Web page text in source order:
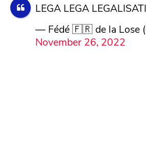
LEGA LEGA
— Fédé 🇫🇷 de la Lose
November 26, 2022